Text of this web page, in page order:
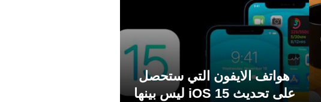
هواتف الايفون التي ستحصل
على تحديث iOS 15 ليس بينها